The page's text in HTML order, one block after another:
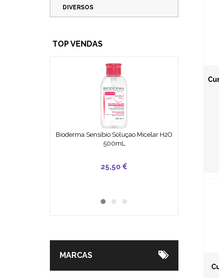
DIVERSOS
TOP VENDAS
Bioderma Sensibio Soluçao Micelar H2O
500mL
25,50
7,30
MARCAS